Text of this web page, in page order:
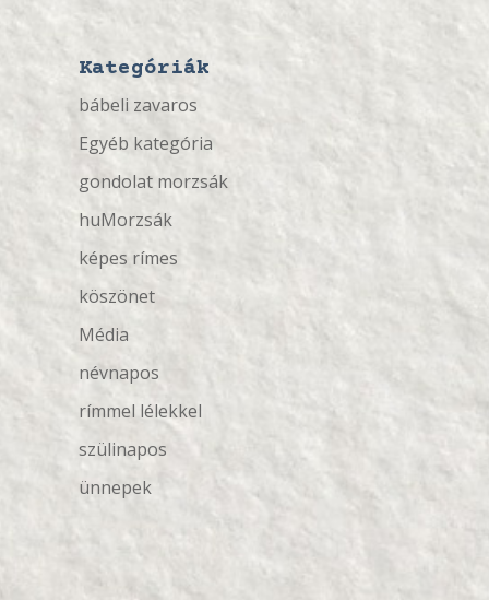
Kategóriák
bábeli zavaros
Egyéb kategória
gondolat morzsák
huMorzsák
képes rímes
köszönet
Média
névnapos
rímmel lélekkel
szülinapos
ünnepek